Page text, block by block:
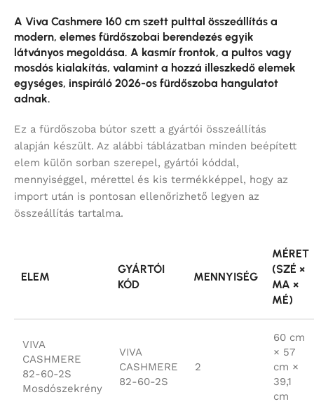
A Viva Cashmere 160 cm szett pulttal összeállítás a
modern, elemes fürdőszobai berendezés egyik
látványos megoldása. A kasmír frontok, a pultos vagy
mosdós kialakítás, valamint a hozzá illeszkedő elemek
egységes, inspiráló 2026-os fürdőszoba hangulatot
adnak.
Ez a fürdőszoba bútor szett a gyártói összeállítás
alapján készült. Az alábbi táblázatban minden beépített
elem külön sorban szerepel, gyártói kóddal,
mennyiséggel, mérettel és kis termékképpel, hogy az
import után is pontosan ellenőrizhető legyen az
összeállítás tartalma.
ELEM
GYÁRTÓI
KÓD
MENNYISÉG
MÉRET
(SZÉ ×
MA ×
MÉ)
VIVA
CASHMERE
82-60-2S
Mosdószekrény
VIVA
CASHMERE
82-60-2S
2
60 cm
× 57
cm ×
39,1
cm